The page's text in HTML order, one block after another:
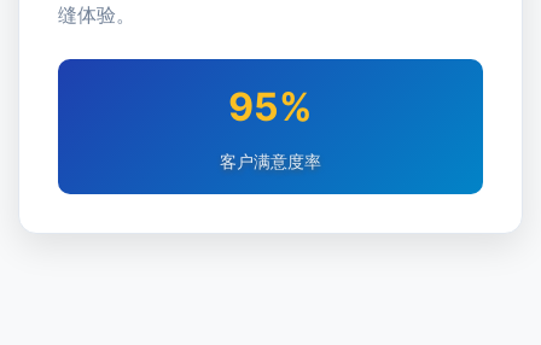
缝体验。
95%
客户满意度率